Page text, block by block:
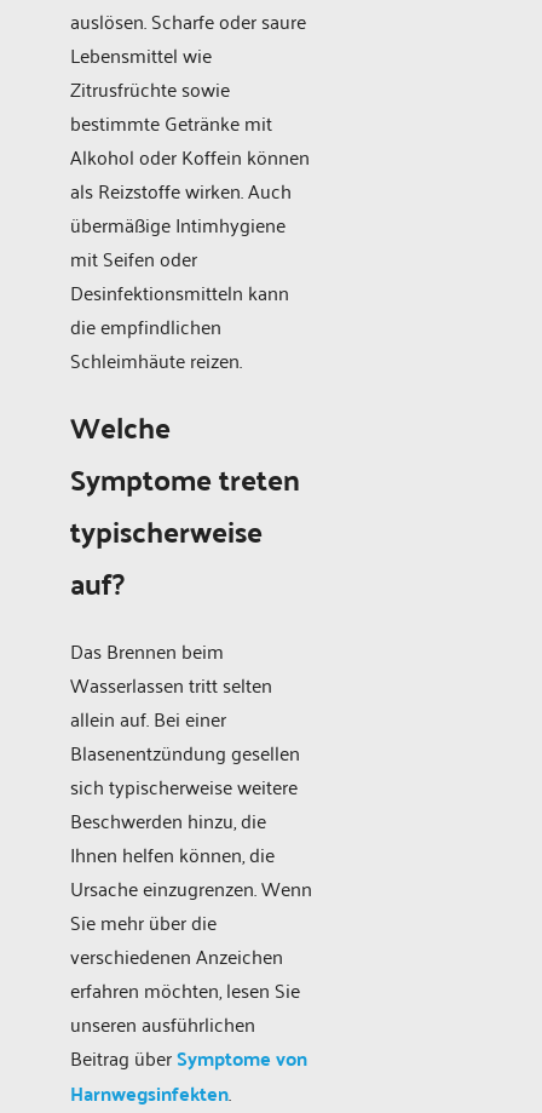
auslösen. Scharfe oder saure
Lebensmittel wie
Zitrusfrüchte sowie
bestimmte Getränke mit
Alkohol oder Koffein können
als Reizstoffe wirken. Auch
übermäßige Intimhygiene
mit Seifen oder
Desinfektionsmitteln kann
die empfindlichen
Schleimhäute reizen.
Welche
Symptome treten
typischerweise
auf?
Das Brennen beim
Wasserlassen tritt selten
allein auf. Bei einer
Blasenentzündung gesellen
sich typischerweise weitere
Beschwerden hinzu, die
Ihnen helfen können, die
Ursache einzugrenzen. Wenn
Sie mehr über die
verschiedenen Anzeichen
erfahren möchten, lesen Sie
unseren ausführlichen
Beitrag überSymptome von
Harnwegsinfekten.